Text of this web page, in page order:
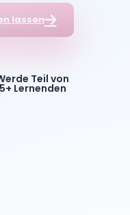
lassen
Teil von
Lernenden